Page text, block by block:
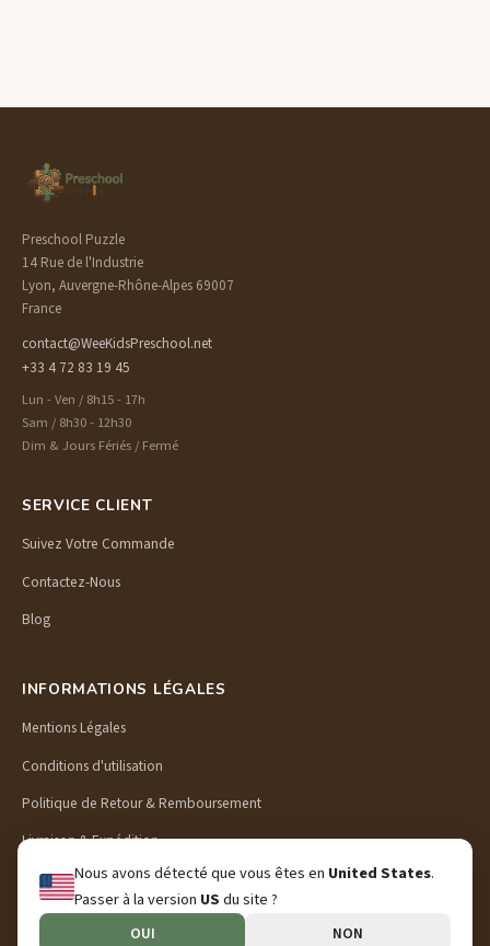
Nous avons détecté que vous êtes en United States.
Passer à la version USdu site ?
OUI NON
Preschool Puzzle
14 Rue de l'Industrie
Lyon, Auvergne-Rhône-Alpes 69007
France
contact@WeeKidsPreschool.net
+33 4 72 83 19 45
Lun - Ven / 8h15 - 17h
Sam / 8h30 - 12h30
Dim & Jours Fériés / Fermé
SERVICE CLIENT
Suivez Votre Commande
Contactez-Nous
Blog
INFORMATIONS LÉGALES
Mentions Légales
Conditions d'utilisation
Politique de Retour & Remboursement
Livraison & Expédition
Politique de Confidentialité